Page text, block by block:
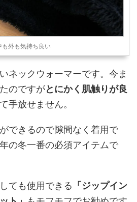
も外も気持ち良い
ネックウォーマーです。今ま
のですがとにかく肌触りが良
手放せません。
できるので隙間なく着用で
の冬一番の必須アイテムで
ても使用できる 「ジップイン